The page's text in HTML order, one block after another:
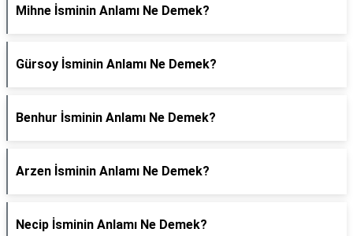
Mihne İsminin Anlamı Ne Demek?
Gürsoy İsminin Anlamı Ne Demek?
Benhur İsminin Anlamı Ne Demek?
Arzen İsminin Anlamı Ne Demek?
Necip İsminin Anlamı Ne Demek?